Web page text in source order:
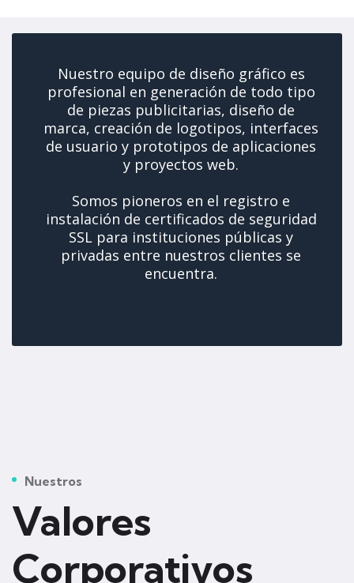
Nuestro equipo de diseño gráfico es
profesional en generación de todo tipo
de piezas publicitarias, diseño de
marca, creación de logotipos, interfaces
de usuario y prototipos de aplicaciones
y proyectos web.
Somos pioneros en el registro e
instalación de certificados de seguridad
SSL para instituciones públicas y
privadas entre nuestros clientes se
encuentra.
Nuestros
Valores
Corporativos